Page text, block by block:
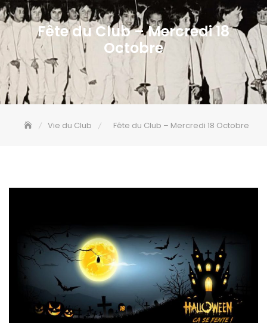
Fête du Club – Mercredi 18
Octobre
Vie du Club Fête du Club – Mercredi 18 Octobre